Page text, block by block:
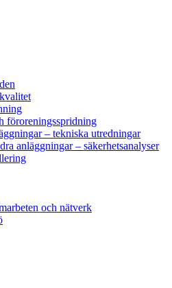
föroreningsspridning
– tekniska utredningar
anläggningar – säkerhetsanalyser
och nätverk